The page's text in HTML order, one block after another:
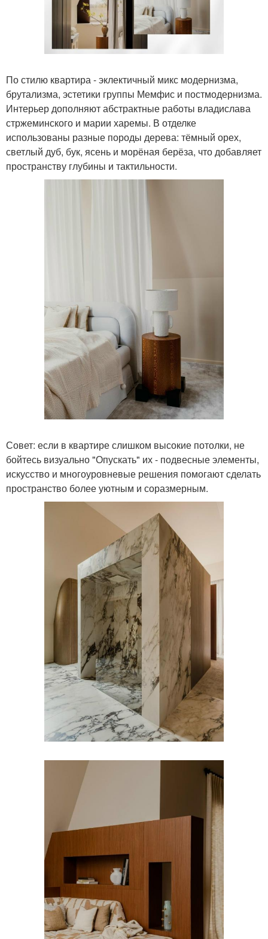
По стилю квартира - эклектичный микс модернизма,
брутализма, эстетики группы Мемфис и постмодернизма.
Интерьер дополняют абстрактные работы владислава
стржеминского и марии харемы. В отделке
использованы разные породы дерева: тёмный орех,
светлый дуб, бук, ясень и морёная берёза, что добавляет
пространству глубины и тактильности.
Совет: если в квартире слишком высокие потолки, не
бойтесь визуально "Опускать" их - подвесные элементы,
искусство и многоуровневые решения помогают сделать
пространство более уютным и соразмерным.